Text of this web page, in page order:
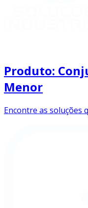
Produto:
Menor
Encontre as soluções